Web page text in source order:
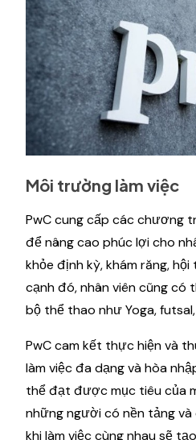
Môi trường làm việc
PwC cung cấp các chương
để nâng cao phúc lợi cho
khỏe định kỳ, khám răng, hội
cạnh đó, nhân viên cũng có
bộ thể thao như Yoga, futsal,
PwC cam kết thực hiện và
làm việc đa dạng và hòa
thể đạt được mục tiêu của
những người có nền tảng và
khi làm việc cùng nhau sẽ